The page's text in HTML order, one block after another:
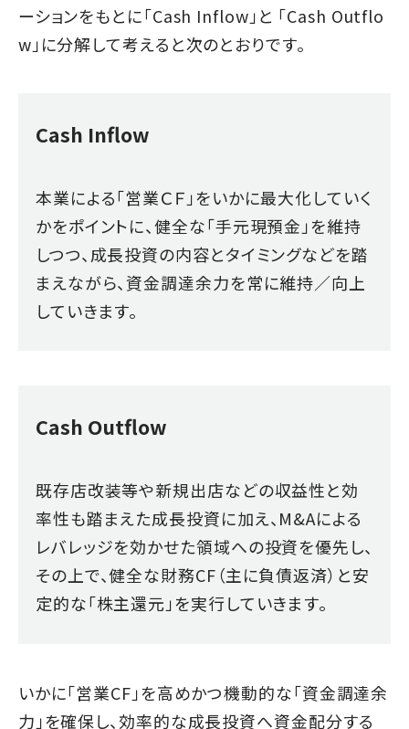
ーションをもとに「Cash Inflow」と 「Cash Outflo
w」に分解して考えると次のとおりです。
Cash Inflow
本業による「営業ＣＦ」をいかに最大化していく
かをポイントに、健全な「手元現預金」を維持
しつつ、成長投資の内容とタイミングなどを踏
まえながら、資金調達余力を常に維持／向上
していきます。
Cash Outflow
既存店改装等や新規出店などの収益性と効
率性も踏まえた成長投資に加え、M&Aによる
レバレッジを効かせた領域への投資を優先し、
その上で、健全な財務CF（主に負債返済）と安
定的な「株主還元」を実行していきます。
いかに「営業CF」を高めかつ機動的な「資金調達余
力」を確保し、効率的な成長投資へ資金配分する